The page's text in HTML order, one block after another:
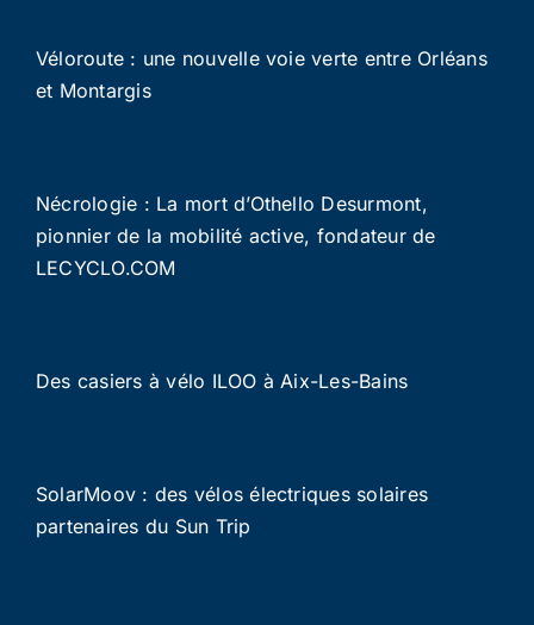
Véloroute : une nouvelle voie verte entre Orléans
et Montargis
Nécrologie : La mort d’Othello Desurmont,
pionnier de la mobilité active, fondateur de
LECYCLO.COM
Des casiers à vélo ILOO à Aix-Les-Bains
SolarMoov : des vélos électriques solaires
partenaires du Sun Trip